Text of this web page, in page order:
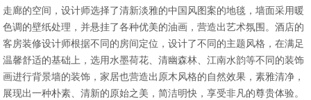
走廊的空间，设计师选择了清新淡雅的中国风图案的地毯，墙面采用暖
色调的壁纸处理，并悬挂了各种优美的油画，营造出艺术氛围。酒店的
客房装修设计师根据不同的房间定位，设计了不同的主题风格，在满足
温馨舒适的基础上，选用水墨荷花、清幽森林、江南水韵等不同的装饰
画进行背景墙的装饰，家居也营造出原木风格的自然效果，素雅清净，
展现出一种朴素、清新的原始之美，简洁明快，享受非凡的尊贵体验。